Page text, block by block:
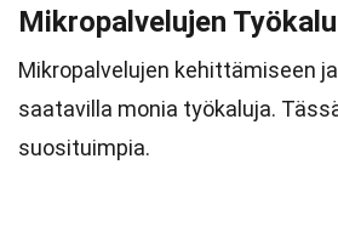
Mikropalvelujen
Mikropalvelujen kehittämiseen
saatavilla monia työkaluja.
suosituimpia.